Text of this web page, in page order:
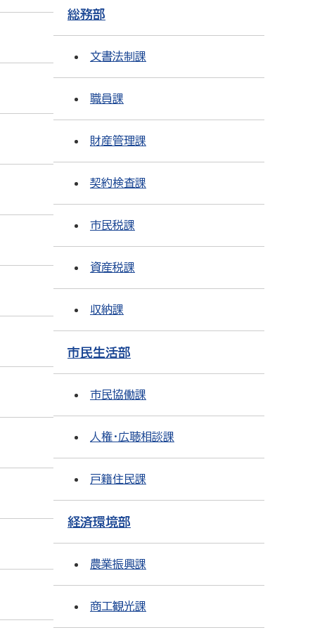
総務部
文書法制課
職員課
財産管理課
契約検査課
市民税課
資産税課
収納課
市民生活部
市民協働課
人権・広聴相談課
戸籍住民課
経済環境部
農業振興課
商工観光課